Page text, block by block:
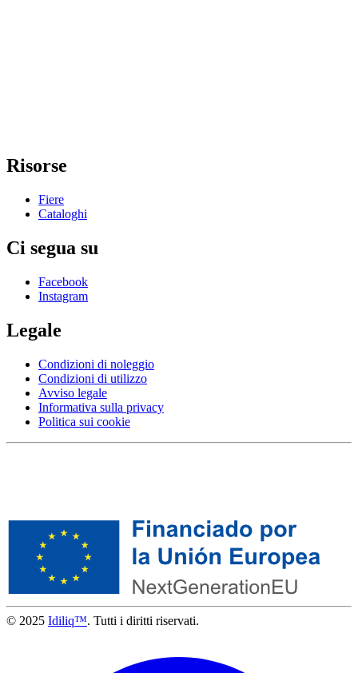
Risorse
Fiere
Cataloghi
Ci segua su
Facebook
Instagram
Legale
Condizioni di noleggio
Condizioni di utilizzo
Avviso legale
Informativa sulla privacy
Politica sui cookie
© 2025 Idiliq™. Tutti i diritti riservati.